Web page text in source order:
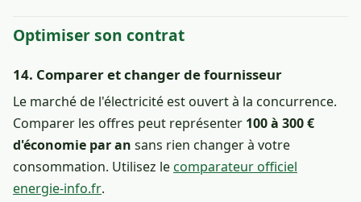
Optimiser son contrat
14. Comparer et changer de fournisseur
Le marché de l'électricité est ouvert à la concurrence.
Comparer les offres peut représenter 100 à 300 €
d'économie par an sans rien changer à votre
consommation. Utilisez lecomparateur officiel
energie-info.fr.